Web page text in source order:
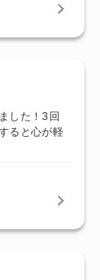
した！3回
ると心が軽